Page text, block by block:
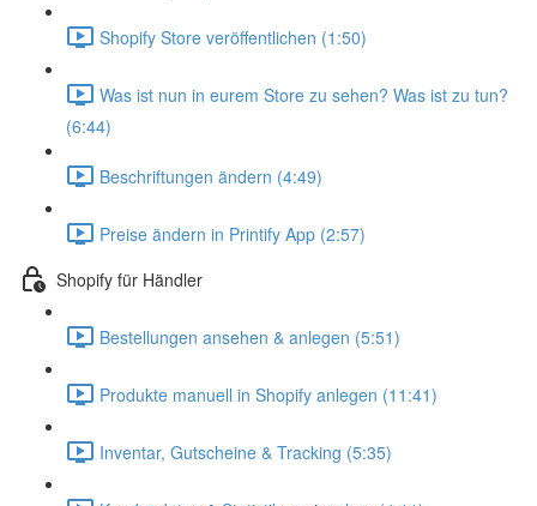
Shopify Store veröffentlichen (1:50)
Was ist nun in eurem Store zu sehen? Was ist zu tun?
(6:44)
Beschriftungen ändern (4:49)
Preise ändern in Printify App (2:57)
Shopify für Händler
Bestellungen ansehen & anlegen (5:51)
Produkte manuell in Shopify anlegen (11:41)
Inventar, Gutscheine & Tracking (5:35)